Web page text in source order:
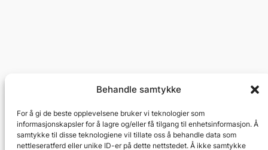
Behandle samtykke
For å gi de beste opplevelsene bruker vi teknologier som
informasjonskapsler for å lagre og/eller få tilgang til enhetsinformasjon. Å
samtykke til disse teknologiene vil tillate oss å behandle data som
nettleseratferd eller unike ID-er på dette nettstedet. Å ikke samtykke